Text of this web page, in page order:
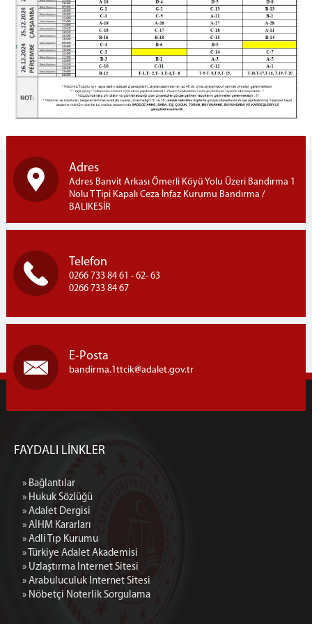
Telefon İşlemleri
Telefon Görüşme Yönetmeliği
Ziyaret İşlemleri
Ziyaret Kuralları
Ziyaret Yönetmeliği
Ziyaret Programı
Açık Ziyaret
Fotoğraf Galerisi
İletişim
Adres
Adres Banvit Arkası Ömerli Köyü Yolu Üzeri Bandırma 1
Nolu T Tipi Kapalı Ceza İnfaz Kurumu Bandırma /
BALIKESİR
Telefon
0266 733 84 61 - 62- 63
0266 733 84 67
E-Posta
bandirma.1ttcik adalet.gov.tr
FAYDALI LİNKLER
» Bağlantılar
» Hukuk Sözlüğü
» Adalet Dergisi
» AİHM Kararları
» Adli Tıp Kurumu
» Türkiye Adalet Akademisi
» Uzlaştırma İnternet Sitesi
» Arabuluculuk İnternet Sitesi
» Nöbetçi Noterlik Sorgulama